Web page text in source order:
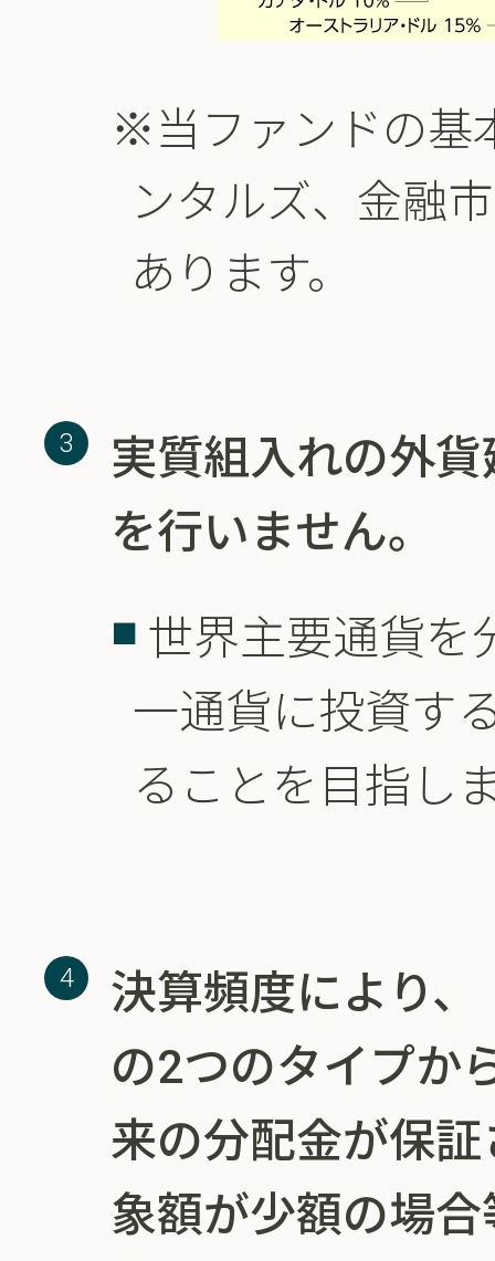
※当ファンドの基
ンタルズ、金融
あります。
実質組入れの外
を行いません。
世界主要通貨を
一通貨に投資す
ることを目指し
決算頻度により
の2つのタイプか
来の分配金が保
象額が少額の場